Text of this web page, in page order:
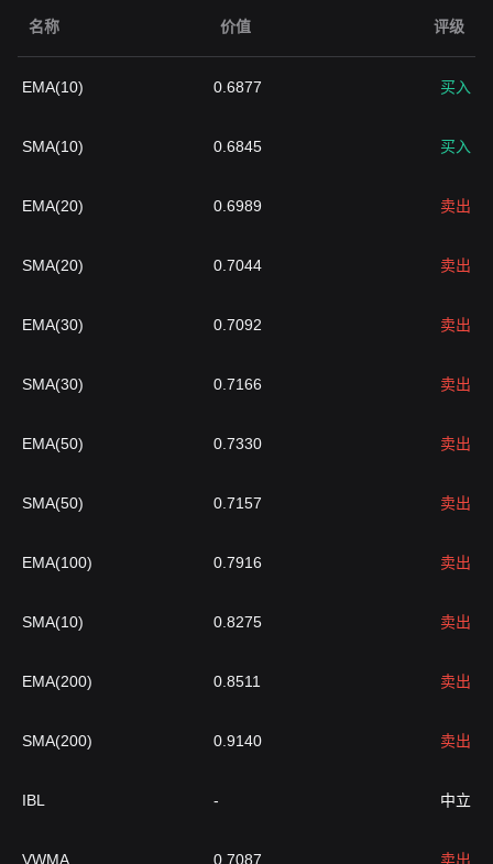
名称 价值 评级
EMA(10) 0.6877 买入
SMA(10) 0.6845 买入
EMA(20) 0.6989 卖出
SMA(20) 0.7044 卖出
EMA(30) 0.7092 卖出
SMA(30) 0.7166 卖出
EMA(50) 0.7330 卖出
SMA(50) 0.7157 卖出
EMA(100) 0.7916 卖出
SMA(10) 0.8275 卖出
EMA(200) 0.8511 卖出
SMA(200) 0.9140 卖出
IBL - 中立
VWMA 0.7087 卖出